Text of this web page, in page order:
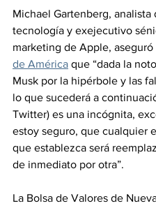
Michael Gartenberg, analista
tecnología y exejecutivo
marketing de Apple, aseguró
de América que “dada la
Musk por la hipérbole y las
lo que sucederá a
Twitter) es una incógnita,
estoy seguro, que cualquier
que establezca será
de inmediato por otra”.
La Bolsa de Valores de